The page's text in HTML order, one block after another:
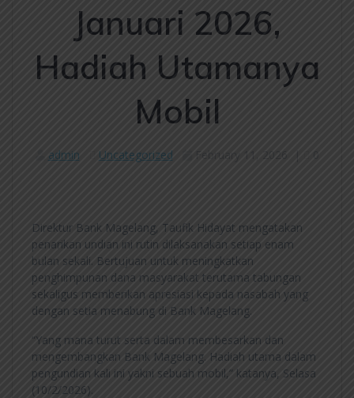
Januari 2026,
Hadiah Utamanya
Mobil
admin Uncategorized February 11, 2026 0
Direktur Bank Magelang, Taufik Hidayat mengatakan
penarikan undian ini rutin dilaksanakan setiap enam
bulan sekali. Bertujuan untuk meningkatkan
penghimpunan dana masyarakat terutama tabungan
sekaligus memberikan apresiasi kepada nasabah yang
dengan setia menabung di Bank Magelang.
“Yang mana turut serta dalam membesarkan dan
mengembangkan Bank Magelang. Hadiah utama dalam
pengundian kali ini yakni sebuah mobil,” katanya, Selasa
(10/2/2026).